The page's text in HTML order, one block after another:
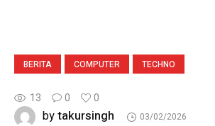
BERITA COMPUTER TECHNO
13 0 0
bytakursingh 03/02/2026